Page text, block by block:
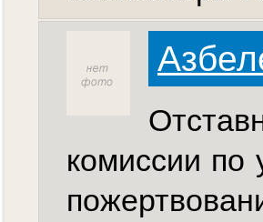
комиссии по